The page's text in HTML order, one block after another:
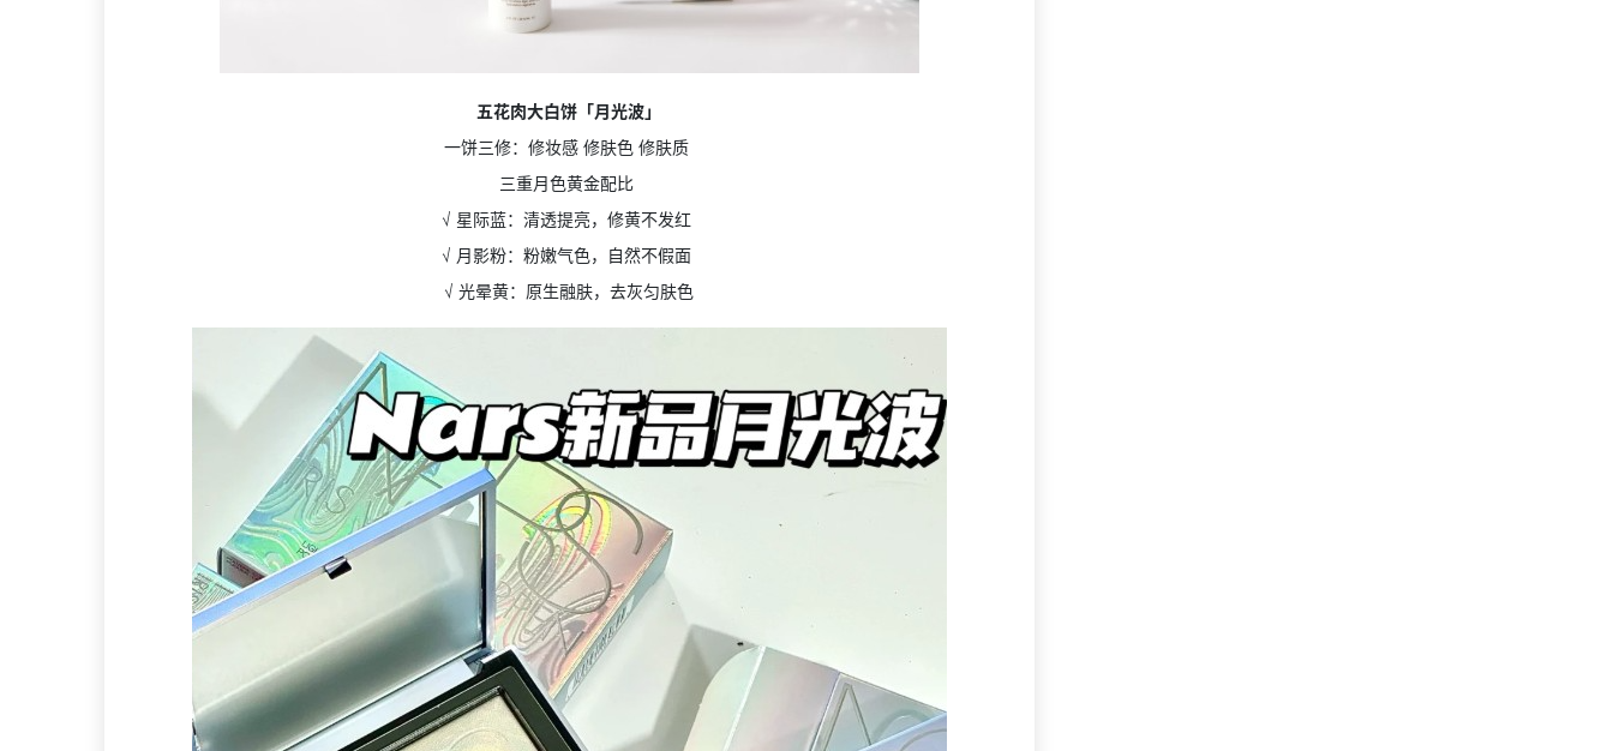
五花肉大白饼「月光波」
一饼三修：修妆感 修肤色 修肤质
三重月色黄金配比
√ 星际蓝：清透提亮，修黄不发红
√ 月影粉：粉嫩气色，自然不假面
√ 光晕黄：原生融肤，去灰匀肤色